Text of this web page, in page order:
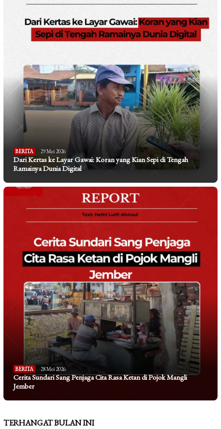
BERITA 29 Mei 2026
Dari Kertas ke Layar Gawai: Koran yang Kian Sepi di Tengah
Ramainya Dunia Digital
BERITA 28 Mei 2026
Cerita Sundari Sang Penjaga Cita Rasa Ketan di Pojok Mangli
Jember
TERHANGAT BULAN INI